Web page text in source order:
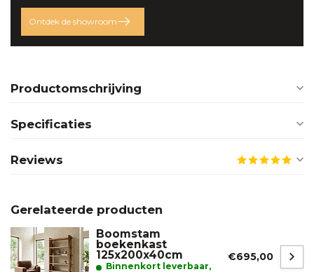
Ontdek de showroom
Productomschrijving
Specificaties
Reviews
Gerelateerde producten
Boomstam
boekenkast
125x200x40cm
Binnenkort leverbaar,
€695,00